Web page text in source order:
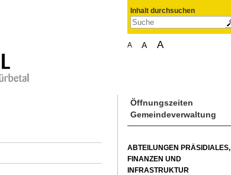
Inhalt durchsuchen
A A A
Öffnungszeiten
Gemeindeverwaltung
ABTEILUNGEN PRÄSIDIALES,
FINANZEN UND
INFRASTRUKTUR